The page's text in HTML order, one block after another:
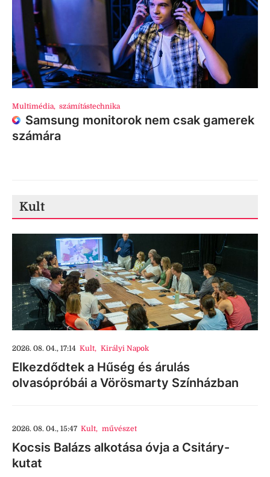
Multimédia, számítástechnika
Samsung monitorok nem csak gamerek
számára
Kult
2026. 08. 04., 17:14 Kult, Királyi Napok
Elkezdődtek a Hűség és árulás
olvasópróbái a Vörösmarty Színházban
2026. 08. 04., 15:47 Kult, művészet
Kocsis Balázs alkotása óvja a Csitáry-
kutat